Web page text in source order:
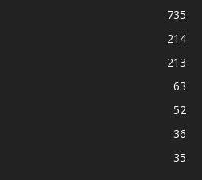
735
214
213
63
52
36
35